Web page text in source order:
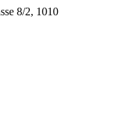
8/2, 1010